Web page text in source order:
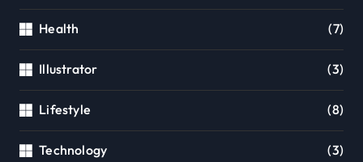
Health (7)
Illustrator (3)
Lifestyle (8)
Technology (3)